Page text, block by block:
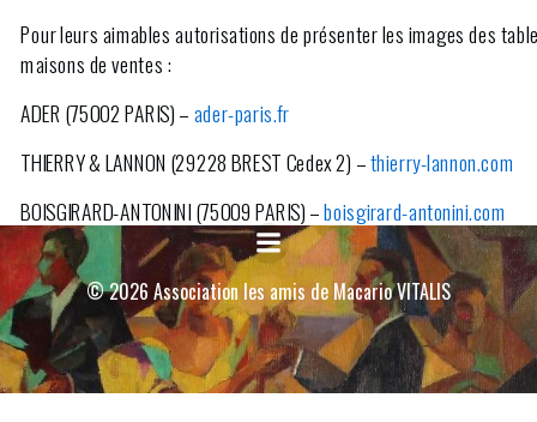
Pour leurs aimables autorisations de présenter les images des
maisons de ventes :
ADER (75002 PARIS) – ader-paris.fr
THIERRY & LANNON (29228 BREST Cedex 2) –thierry-lannon.com
BOISGIRARD-ANTONINI (75009 PARIS) –boisgirard-antonini.com
PESTEL-DEBORD(75009 PARIS) –pestel-debord.com
© 2026 Association les amis de Macario VITALIS